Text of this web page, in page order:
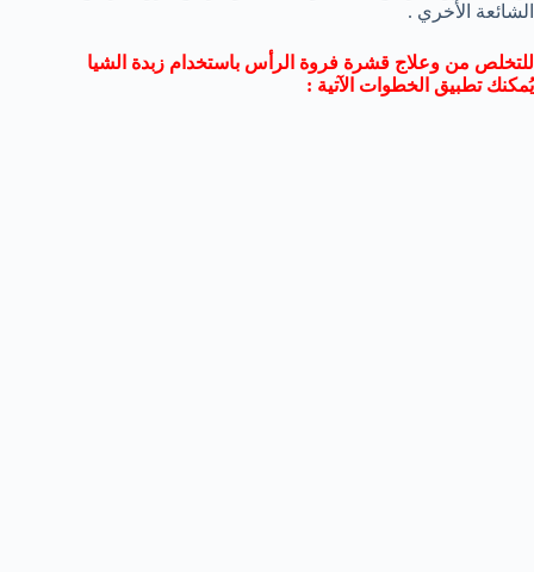
الشائعة الأخري .
للتخلص من وعلاج قشرة فروة الرأس باستخدام زبدة الشيا
يُمكنك تطبيق الخطوات الآتية :